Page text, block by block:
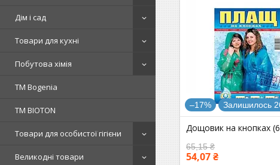
Дім і сад
Товари для кухні
Побутова хімія
ТМ Bogenia
ТМ BIOTON
Товари для особистої гігієни
Великодні товари
–17% Залишилось
Дощовик на кнопках
65,15 ₴
54,07 ₴